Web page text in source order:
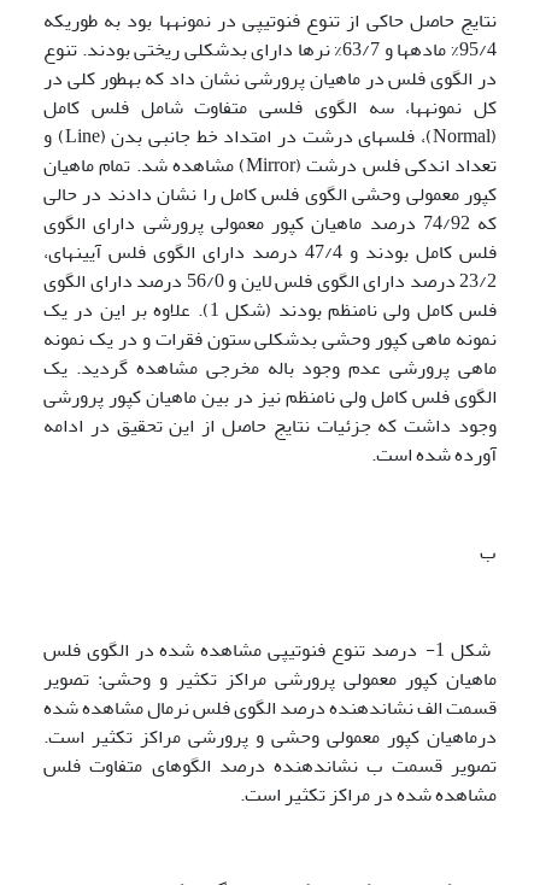
نتایج حاصل حاکی از تنوع فنوتیپی در نمونه­ها بود به طوریکه
95/4% ماده­ها و 63/7% نرها دارای بدشکلی ریختی بودند. تنوع
در الگوی فلس در ماهیان پرورشی نشان داد که به­طور کلی در
کل نمونه­ها، سه الگوی فلسی متفاوت شامل فلس کامل
(Normal)، فلس­های درشت در امتداد خط جانبی بدن (Line) و
تعداد اندکی فلس درشت (Mirror) مشاهده شد. تمام ماهیان
کپور معمولی وحشی الگوی فلس کامل را نشان دادند در حالی
که 74/92 درصد ماهیان کپور معمولی پرورشی دارای الگوی
فلس کامل بودند و 47/4 درصد دارای الگوی فلس آیینه­ای،
23/2 درصد دارای الگوی فلس لاین و 56/0 درصد دارای الگوی
فلس کامل ولی نامنظم بودند (شکل 1). علاوه بر این در یک
نمونه ماهی کپور وحشی بدشکلی ستون فقرات و در یک نمونه
ماهی پرورشی عدم وجود باله مخرجی مشاهده گردید. یک
الگوی فلس کامل ولی نامنظم نیز در بین ماهیان کپور پرورشی
وجود داشت که جزئیات نتایج حاصل از این تحقیق در ادامه
آورده شده است.
ب
شکل 1- درصد تنوع فنوتیپی مشاهده شده در الگوی فلس
ماهیان کپور معمولی پرورشی مراکز تکثیر و وحشی: تصویر
قسمت الف نشان­دهنده درصد الگوی فلس نرمال مشاهده شده
درماهیان کپور معمولی وحشی و پرورشی مراکز تکثیر است.
تصویر قسمت ب نشان­دهنده درصد الگوهای متفاوت فلس
مشاهده شده در مراکز تکثیر است.